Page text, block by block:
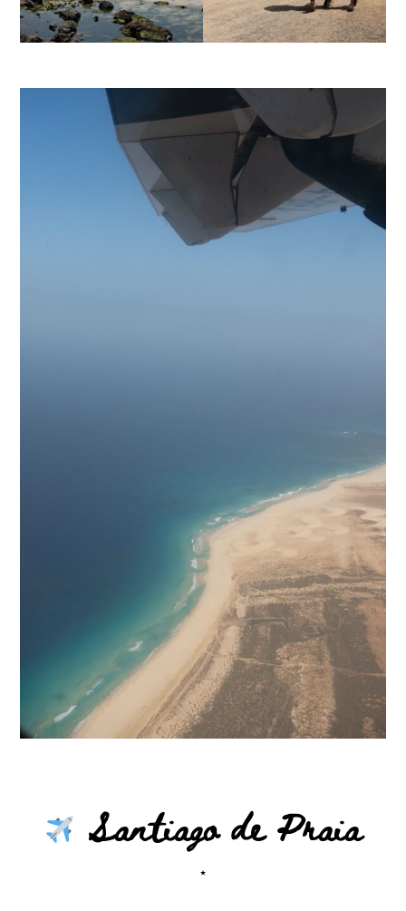
Santiago de Praia
⋆